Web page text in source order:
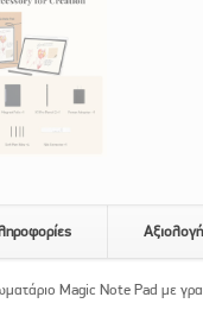
Magic Note Pad με